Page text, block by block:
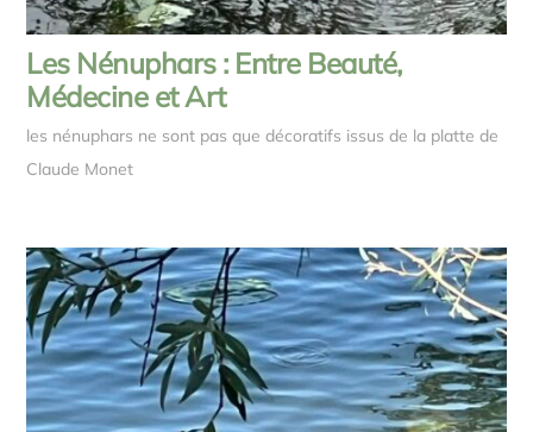
Les Nénuphars : Entre Beauté,
Médecine et Art
les nénuphars ne sont pas que décoratifs issus de la platte de
Claude Monet